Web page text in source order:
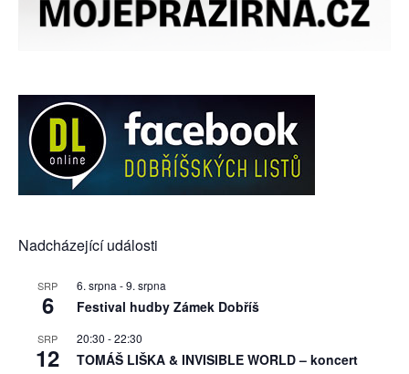
Nadcházející události
SRP
6
6. srpna -9. srpna
Festival hudby Zámek Dobříš
SRP
12
20:30 -22:30
TOMÁŠ LIŠKA & INVISIBLE WORLD – koncert